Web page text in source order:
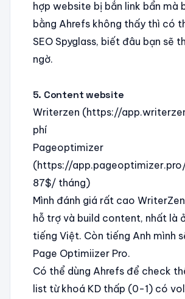
hợp website bị bắn link bẩn mà
bằng Ahrefs không thấy thì có
SEO Spyglass, biết đâu bạn sẽ
ngờ.
5. Content website
Writerzen (https://
phí
Pageoptimizer
(https://
87$/ tháng)
Mình đánh giá rất cao
hỗ trợ và build content, nhất là
tiếng Việt. Còn tiếng Anh mình
Page Optimiizer Pro.
Có thể dùng Ahrefs để check
list từ khoá KD thấp (0-1) có